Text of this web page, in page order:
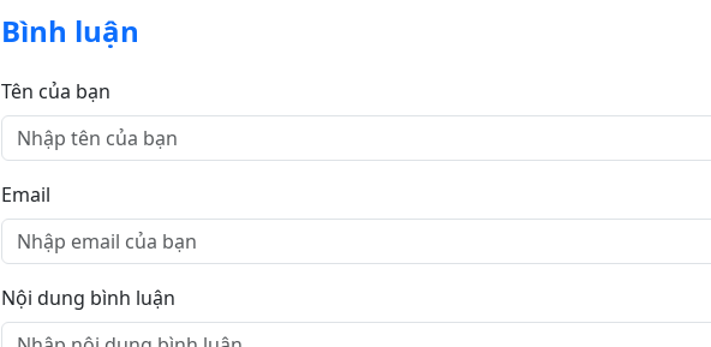
Bình luận
Tên của bạn
Email
Nội dung bình luận